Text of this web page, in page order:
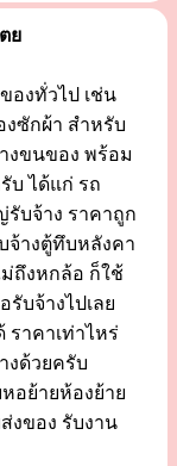
ย
งทั่วไป เช่น
งซักผ้า สำหรับ
งขนของ พร้อม
บ ได้แก่ รถ
รับจ้าง ราคาถูก
จ้างตู้ทึบหลังคา
ถึงหกล้อ ก็ใช้
บจ้างไปเลย
าคาเท่าไหร่
งด้วยครับ
ย้ายห้องย้าย
งของ รับงาน